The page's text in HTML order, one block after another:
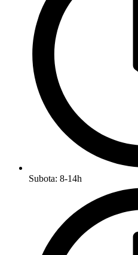
Subota: 8-14h